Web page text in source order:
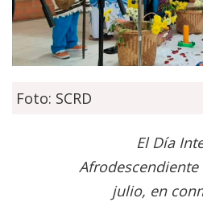
Foto: SCRD
El Día
Afrodescendiente
julio, en